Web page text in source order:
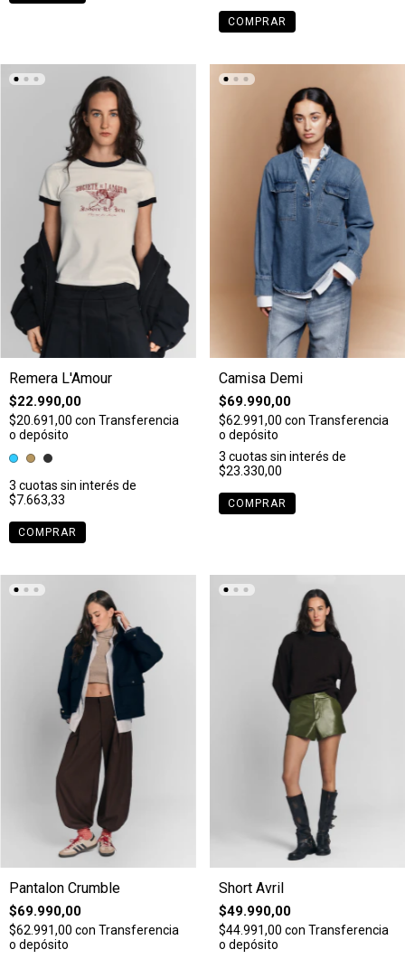
COMPRAR
Remera L'Amour
$22.990,00
$20.691,00 con Transferencia
o depósito
3 cuotas sin interés de
$7.663,33
COMPRAR
Camisa Demi
$69.990,00
$62.991,00 con Transferencia
o depósito
3 cuotas sin interés de
$23.330,00
COMPRAR
Pantalon Crumble
$69.990,00
$62.991,00 con Transferencia
o depósito
Short Avril
$49.990,00
$44.991,00 con Transferencia
o depósito